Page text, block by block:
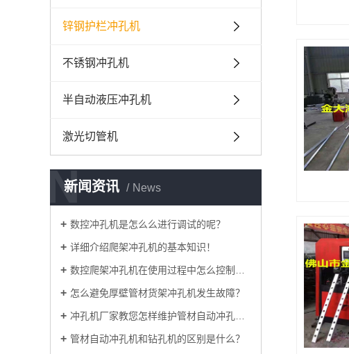
锌钢护栏冲孔机
不锈钢冲孔机
半自动液压冲孔机
激光切管机
新闻资讯 News
N
数控冲孔机是怎么么进行调试的呢？
详细介绍爬架冲孔机的基本知识！
数控爬架冲孔机在使用过程中怎么控制加工精度？
怎么避免厚壁管材货架冲孔机发生故障？
​冲孔机厂家教您怎样维护管材自动冲孔机！
管材自动冲孔机和钻孔机的区别是什么？